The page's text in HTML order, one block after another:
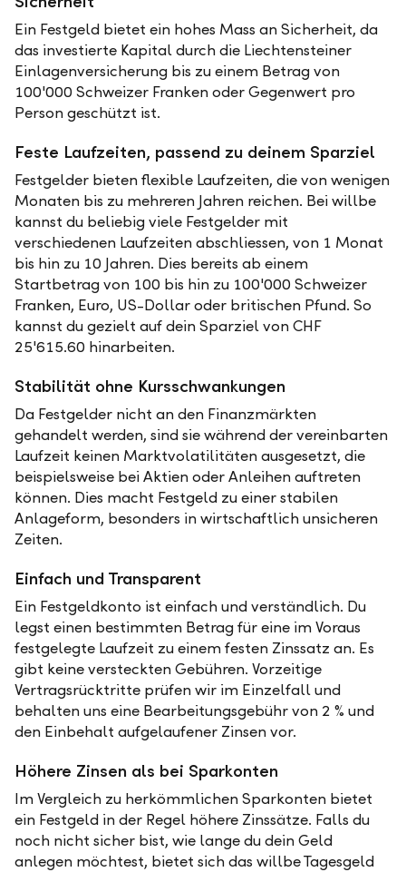
Ein Festgeld bietet ein hohes Mass an Sicherheit, da
das investierte Kapital durch die Liechtensteiner
Einlagenversicherung bis zu einem Betrag von
100'000 Schweizer Franken oder Gegenwert pro
Person geschützt ist.
Feste Laufzeiten, passend zu deinem Sparziel
Festgelder bieten flexible Laufzeiten, die von wenigen
Monaten bis zu mehreren Jahren reichen. Bei willbe
kannst du beliebig viele Festgelder mit
verschiedenen Laufzeiten abschliessen, von 1 Monat
bis hin zu 10 Jahren. Dies bereits ab einem
Startbetrag von 100 bis hin zu 100'000 Schweizer
Franken, Euro, US-Dollar oder britischen Pfund. So
kannst du gezielt auf dein Sparziel von CHF
25'615.60 hinarbeiten.
Stabilität ohne Kursschwankungen
Da Festgelder nicht an den Finanzmärkten
gehandelt werden, sind sie während der vereinbarten
Laufzeit keinen Marktvolatilitäten ausgesetzt, die
beispielsweise bei Aktien oder Anleihen auftreten
können. Dies macht Festgeld zu einer stabilen
Anlageform, besonders in wirtschaftlich unsicheren
Zeiten.
Einfach und Transparent
Ein Festgeldkonto ist einfach und verständlich. Du
legst einen bestimmten Betrag für eine im Voraus
festgelegte Laufzeit zu einem festen Zinssatz an. Es
gibt keine versteckten Gebühren. Vorzeitige
Vertragsrücktritte prüfen wir im Einzelfall und
behalten uns eine Bearbeitungsgebühr von 2 % und
den Einbehalt aufgelaufener Zinsen vor.
Höhere Zinsen als bei Sparkonten
Im Vergleich zu herkömmlichen Sparkonten bietet
ein Festgeld in der Regel höhere Zinssätze. Falls du
noch nicht sicher bist, wie lange du dein Geld
anlegen möchtest, bietet sich das willbe Tagesgeld